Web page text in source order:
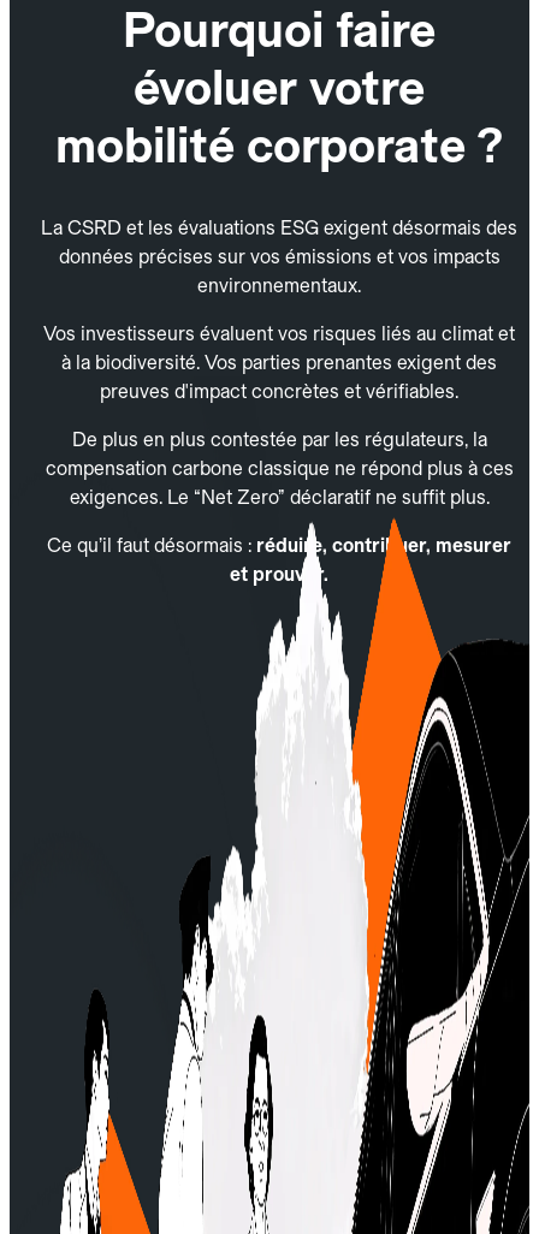
Pourquoi faire
évoluer votre
mobilité corporate ?
La CSRD et les évaluations ESG exigent désormais des
données précises sur vos émissions et vos impacts
environnementaux.
Vos investisseurs évaluent vos risques liés au climat et
à la biodiversité. Vos parties prenantes exigent des
preuves d'impact concrètes et vérifiables.
De plus en plus contestée par les régulateurs, la
compensation carbone classique ne répond plus à ces
exigences. Le “Net Zero” déclaratif ne suffit plus.
Ce qu’il faut désormais : réduire, contribuer, mesurer
et prouver.